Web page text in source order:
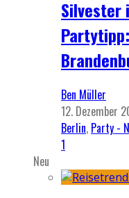
Silvester
Ben Müller
12. Dezember
Berlin, Party -
1
Neu